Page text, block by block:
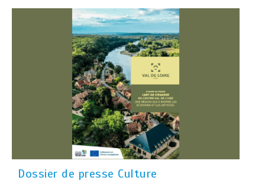
Dossier de presse Culture